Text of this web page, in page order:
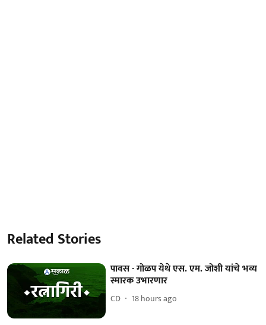
Related Stories
पावस - गोळप येथे एस. एम. जोशी यांचे भव्य
स्मारक उभारणार
CD 18 hours ago